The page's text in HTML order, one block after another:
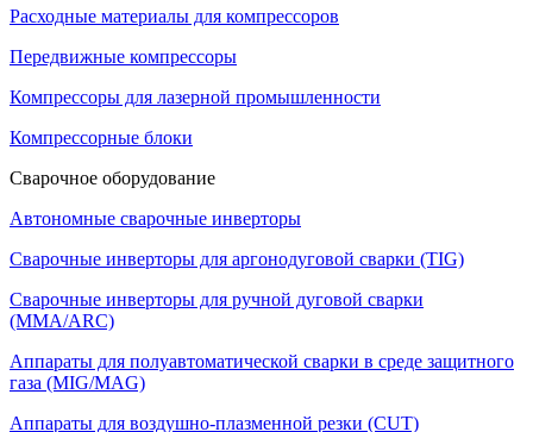
Расходные материалы для компрессоров
Передвижные компрессоры
Компрессоры для лазерной промышленности
Компрессорные блоки
Сварочное оборудование
Автономные сварочные инверторы
Сварочные инверторы для аргонодуговой сварки (TIG)
Сварочные инверторы для ручной дуговой сварки
(MMA/ARC)
Аппараты для полуавтоматической сварки в среде защитного
газа (MIG/MAG)
Аппараты для воздушно-плазменной резки (CUT)